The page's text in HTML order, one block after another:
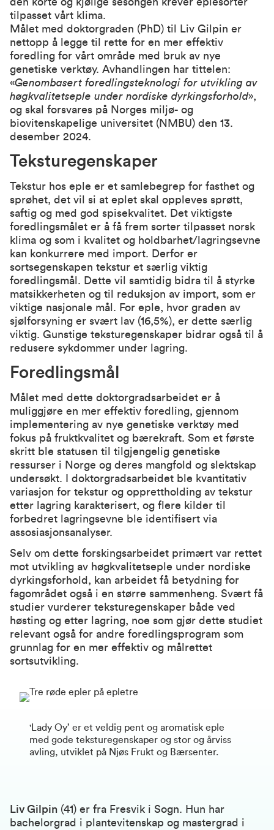
tilpasset vårt klima.
Målet med doktorgraden (PhD) til Liv Gilpin er
nettopp å legge til rette for en mer effektiv
foredling for vårt område med bruk av nye
genetiske verktøy. Avhandlingen har tittelen:
«Genombasert foredlingsteknologi for utvikling av
høgkvalitetseple under nordiske dyrkingsforhold»,
og skal forsvares på Norges miljø- og
biovitenskapelige universitet (NMBU) den 13.
desember 2024.
Teksturegenskaper
Tekstur hos eple er et samlebegrep for fasthet og
sprøhet, det vil si at eplet skal oppleves sprøtt,
saftig og med god spisekvalitet. Det viktigste
foredlingsmålet er å få frem sorter tilpasset norsk
klima og som i kvalitet og holdbarhet/lagringsevne
kan konkurrere med import. Derfor er
sortsegenskapen tekstur et særlig viktig
foredlingsmål. Dette vil samtidig bidra til å styrke
matsikkerheten og til reduksjon av import, som er
viktige nasjonale mål. For eple, hvor graden av
sjølforsyning er svært lav (16,5%), er dette særlig
viktig. Gunstige teksturegenskaper bidrar også til å
redusere sykdommer under lagring.
Foredlingsmål
Målet med dette doktorgradsarbeidet er å
muliggjøre en mer effektiv foredling, gjennom
implementering av nye genetiske verktøy med
fokus på fruktkvalitet og bærekraft. Som et første
skritt ble statusen til tilgjengelig genetiske
ressurser i Norge og deres mangfold og slektskap
undersøkt. I doktorgradsarbeidet ble kvantitativ
variasjon for tekstur og opprettholding av tekstur
etter lagring karakterisert, og flere kilder til
forbedret lagringsevne ble identifisert via
assosiasjonsanalyser.
Selv om dette forskingsarbeidet primært var rettet
mot utvikling av høgkvalitetseple under nordiske
dyrkingsforhold, kan arbeidet få betydning for
fagområdet også i en større sammenheng. Svært få
studier vurderer teksturegenskaper både ved
høsting og etter lagring, noe som gjør dette studiet
relevant også for andre foredlingsprogram som
grunnlag for en mer effektiv og målrettet
sortsutvikling.
'Lady Oy’ er et veldig pent og aromatisk eple
med gode teksturegenskaper og stor og årviss
avling, utviklet på Njøs Frukt og Bærsenter.
Liv Gilpin (41) er fra Fresvik i Sogn. Hun har
bachelorgrad i plantevitenskap og mastergrad i